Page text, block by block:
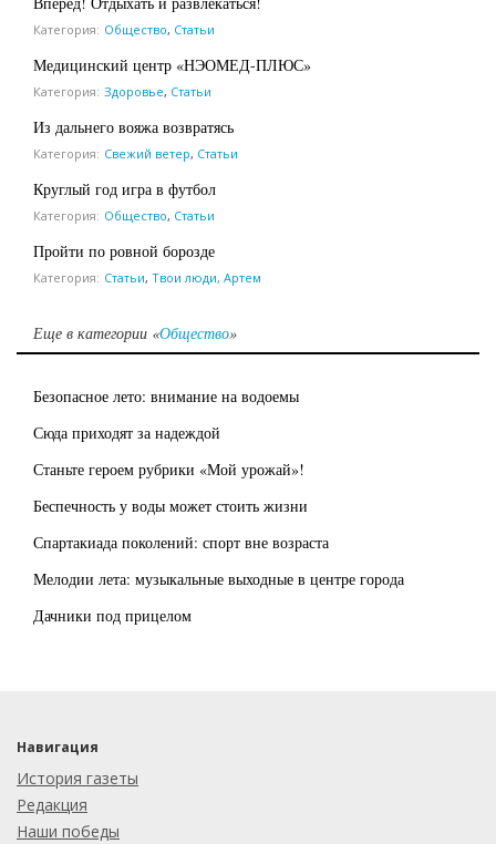
Категория: Общество, Статьи
Медицинский центр «НЭОМЕД-ПЛЮС»
Категория: Здоровье, Статьи
Из дальнего вояжа возвратясь
Категория: Свежий ветер, Статьи
Круглый год игра в футбол
Категория: Общество, Статьи
Пройти по ровной борозде
Категория: Статьи, Твои люди, Артем
Еще в категории «Общество»
Безопасное лето: внимание на водоемы
Сюда приходят за надеждой
Станьте героем рубрики «Мой урожай»!
Беспечность у воды может стоить жизни
Спартакиада поколений: спорт вне возраста
Мелодии лета: музыкальные выходные в центре города
Дачники под прицелом
Навигация
История газеты
Редакция
Наши победы